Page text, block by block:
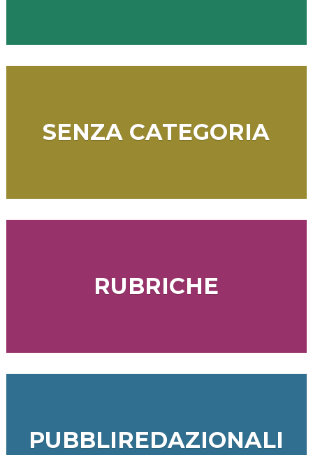
SENZA CATEGORIA
RUBRICHE
PUBBLIREDAZIONALI